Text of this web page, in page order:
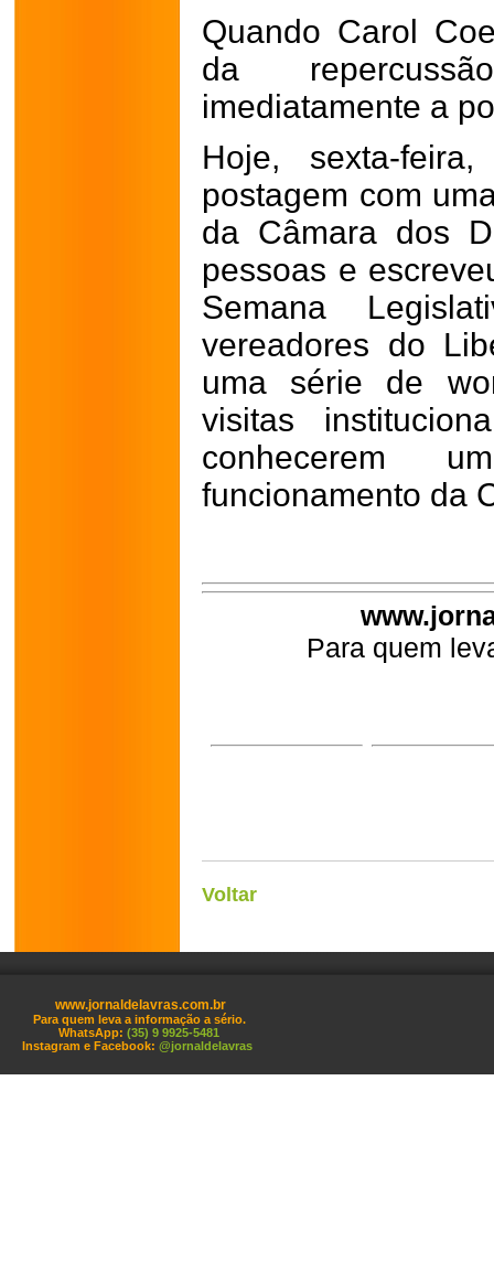
Quando Carol
da
imediatamente a
Hoje, sexta-
postagem com
da Câmara dos
pessoas e
Semana
vereadores do
uma série de
visitas
conhecerem
funcionamento da
Para quem
Voltar
www.jornaldelavras.com.br
Para quem leva a informação a sério.
WhatsApp: (35) 9 9925-5481
Instagram e Facebook: @jornaldelavras